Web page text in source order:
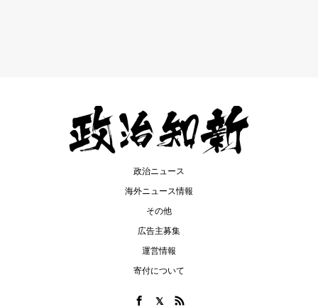
政治ニュース
海外ニュース情報
その他
広告主募集
運営情報
寄付について